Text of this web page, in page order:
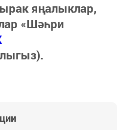
яңалыклар,
«Шәһри